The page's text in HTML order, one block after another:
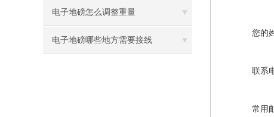
电子地磅怎么调整重量
电子地磅哪些地方需要接线
您的
联系
常用